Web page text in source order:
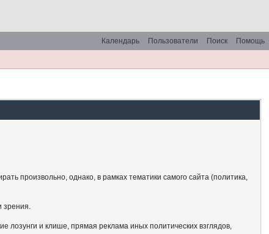
Помощь
Поиск
Пользователи
Календарь
произвольно, однако, в рамках тематики самого сайта (политика,
зрения.
лозунги и клише, прямая реклама иных политических взглядов,